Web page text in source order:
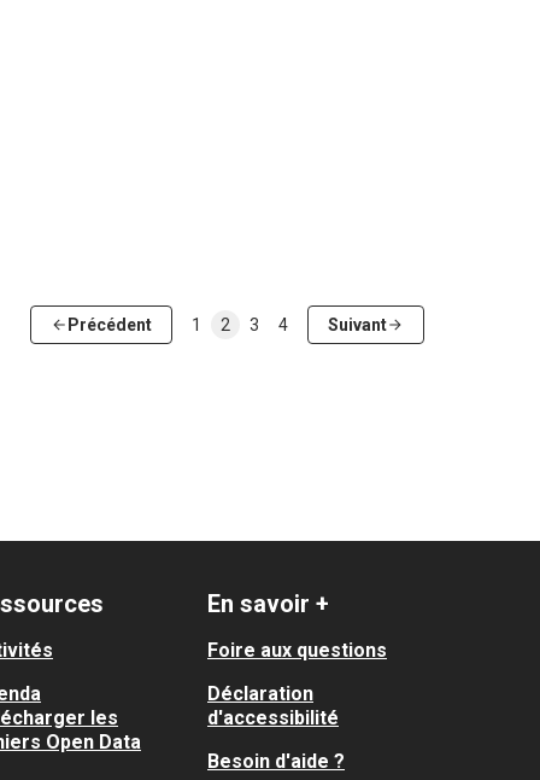
Précédent 1 2 3 4 Suivant
les
Open Data
En savoir +
Foire aux questions
Déclaration
d'accessibilité
Besoin d'aide ?